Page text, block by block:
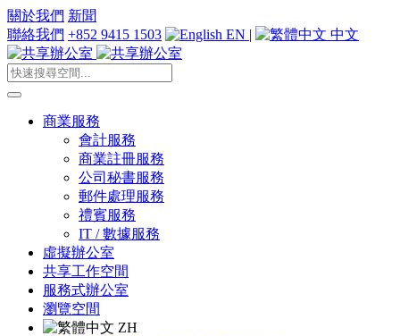
關於我們 新聞
聯絡我們 +852 9415 1503 EN | 中文
商業服務
會計服務
商業註冊服務
公司秘書服務
郵件處理服務
禮賓服務
IT / 數據服務
虛擬辦公室
共享工作空間
服務式辦公室
瀏覽空間
ZH